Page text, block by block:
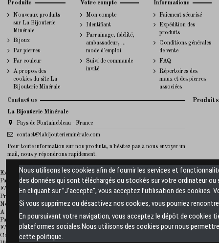
Produits
Nouveaux produits
sur La Bijouterie
Minérale
Bijoux
Par pierres
Par couleur
A propos des
cookies du site La
Bijouterie Minérale
Votre compte
Mon compte
Identifiant
Parrainage, fidélité,
ambassadeur, ...
mode d'emploi
Suivi de commande
invité
Informations
Paiement sécurisé
Expédition des
produits
Conditions générales
de vente
FAQ
Répertoires des
maux et des pierres
associées
Contact us
La Bijouterie Minérale
Pays de Fontainebleau - France
contact@labijouterieminérale.com
Pour toute information sur nos produits, n'hésitez pas à nous envoyer un
mail, nous y répondrons rapidement.
Produits
Expédition des produits
Paiement sécurisé
FAQ
Promotions
Nouveaux produits sur La Bijouterie Minérale
La Bijouterie Minerale
A propos de La Bijouterie Minérale
Paiement sécurisé
FAQ
Conditions générales de vente
Nous utilisons les cookies afin de fournir les services et
des données qui sont téléchargés ou stockés sur votre ordinateur ou
En cliquant sur ”J’accepte”, vous acceptez l’utilisation des cookies.
Si vous supprimez ou désactivez nos cookies, vous pourriez
En poursuivant votre navigation, vous acceptez le dépôt de cookies
plateformes sociales.Nous utilisons des cookies pour nous
cette politique.